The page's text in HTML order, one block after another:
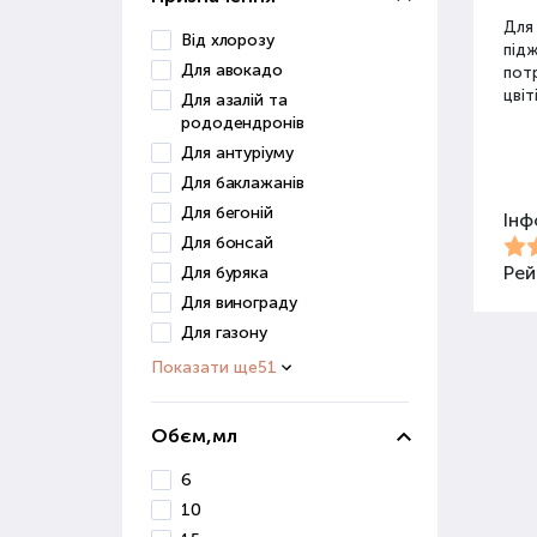
Від хлорозу
Для авокадо
Для азалій та
рододендронів
Для антуріуму
Для баклажанів
Для бегоній
Для бонсай
Для буряка
Для винограду
Для газону
Показати ще51
Обєм,мл
6
10
Для
Для